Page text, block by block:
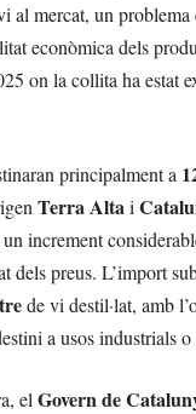
al mercat, un problema
econòmica dels
on la collita ha estat
principalment a
Terra Altai
un increment
dels preus. L’import
de vi destil·lat, amb
a usos industrials o
el Govern de